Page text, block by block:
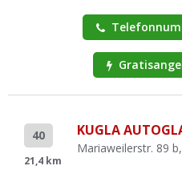
40
21,4 km
KUGLA
Mariaweilerstr. 89